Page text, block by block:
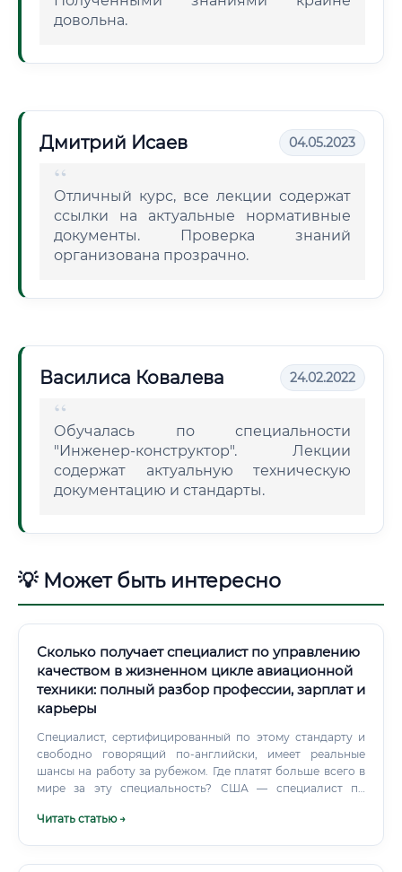
довольна.
Дмитрий Исаев 04.05.2023
Отличный курс, все лекции содержат
ссылки на актуальные нормативные
документы. Проверка знаний
организована прозрачно.
Василиса Ковалева 24.02.2022
Обучалась по специальности
"Инженер-конструктор". Лекции
содержат актуальную техническую
документацию и стандарты.
💡 Может быть интересно
Сколько получает специалист по управлению
качеством в жизненном цикле авиационной
техники: полный разбор профессии, зарплат и
карьеры
Специалист, сертифицированный по этому стандарту и
свободно говорящий по-английски, имеет реальные
шансы на работу за рубежом. Где платят больше всего в
мире за эту специальность? США — специалист по
зарабатывает в среднем 75 000 – 120 000 долларов в год.
Читать статью →